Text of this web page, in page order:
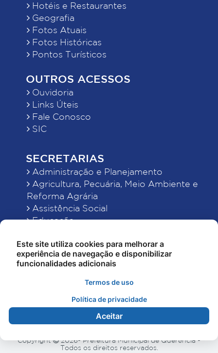
Hotéis e Restaurantes
Geografia
Fotos Atuais
Fotos Históricas
Pontos Turísticos
OUTROS ACESSOS
Ouvidoria
Links Úteis
Fale Conosco
SIC
SECRETARIAS
Administração e Planejamento
Agricultura, Pecuária, Meio Ambiente e
Reforma Agrária
Assistência Social
Educação
Finanças
Indústria, Comércio, Turismo, Ciência e
Tecnologia
Obras Públicas, Estradas e Rodagens
Saúde
Copyright
2026- Prefeitura Municipal de Querência -
Todos os direitos reservados.
Este site utiliza cookies para melhorar a
experiência de navegação e disponibilizar
funcionalidades adicionais
Termos de uso
Política de privacidade
Aceitar